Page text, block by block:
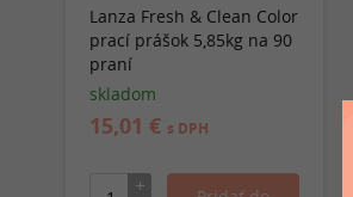
Lanza Fresh & Clean Color
prací prášok 5,85kg na 90
praní
skladom
15,01 € s DPH